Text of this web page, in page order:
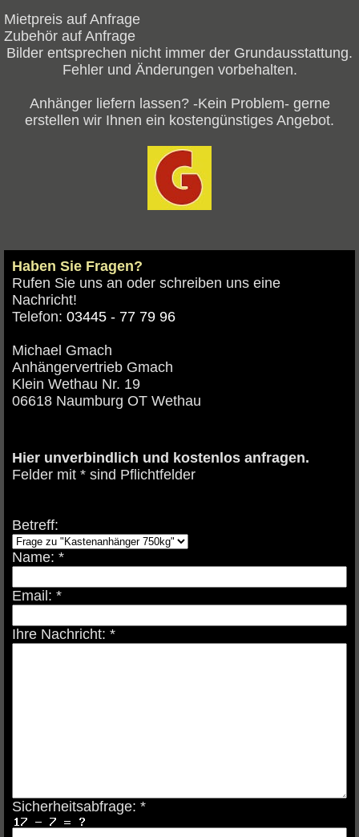
Mietpreis auf Anfrage
Zubehör auf Anfrage
Bilder entsprechen nicht immer der Grundausstattung.
Fehler und Änderungen vorbehalten.
Anhänger liefern lassen? -Kein Problem- gerne
erstellen wir Ihnen ein kostengünstiges Angebot.
Haben Sie Fragen?
Rufen Sie uns an oder schreiben uns eine
Nachricht!
Telefon: 03445 - 77 79 96
Michael Gmach
Anhängervertrieb Gmach
Klein Wethau Nr. 19
06618 Naumburg OT Wethau
Hier unverbindlich und kostenlos anfragen.
Felder mit * sind Pflichtfelder
Betreff:
Name: *
Email: *
Ihre Nachricht: *
Sicherheitsabfrage: *